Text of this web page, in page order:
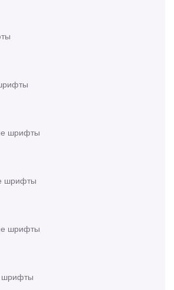
шрифты
шрифты
шрифты
шрифты